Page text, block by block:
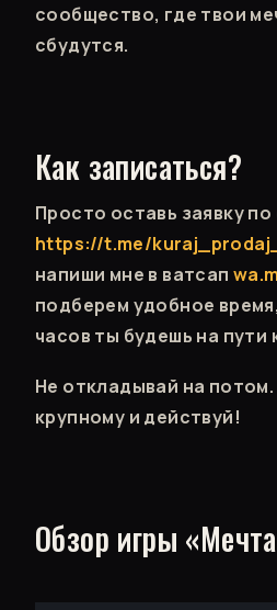
сообщество, где твои
сбудутся.
Как записаться?
Просто оставь заявку
https://t.me/
напиши мне в ватсап
подберем удобное
часов ты будешь на пути
Не откладывай на
крупному и действуй!
Обзор игры